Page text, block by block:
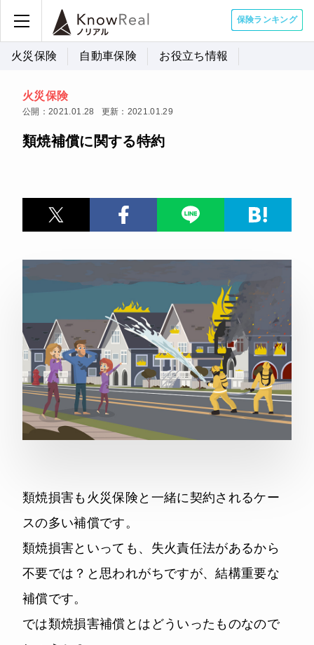
保険ランキング
火災保険 自動車保険 お役立ち情報
火災保険
公開：2021.01.28 更新：2021.01.29
類焼補償に関する特約
類焼損害も火災保険と一緒に契約されるケー
スの多い補償です。
類焼損害といっても、失火責任法があるから
不要では？と思われがちですが、結構重要な
補償です。
では類焼損害補償とはどういったものなので